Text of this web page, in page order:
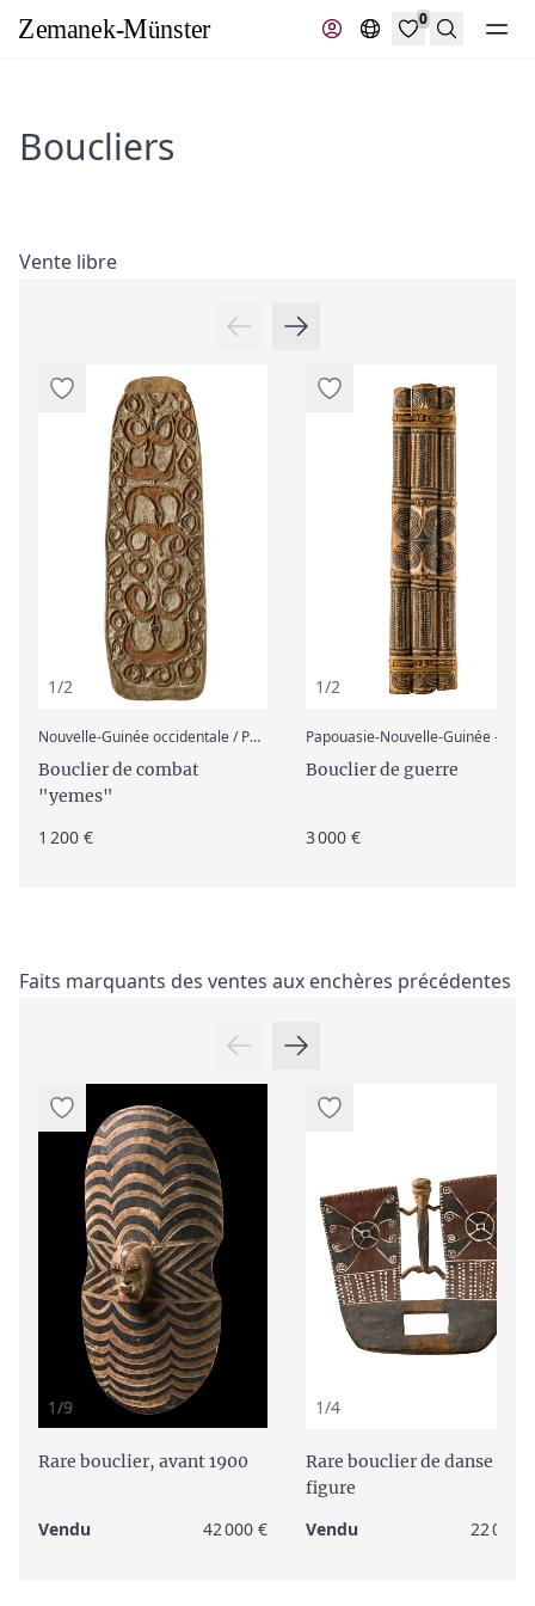
0
Recherche
Boucliers
Vente libre
1/2
Nouvelle-Guinée occidentale / Papouasie occidentale (Irian Jaya), Asmat
Bouclier de combat
"yemes"
1 200 €
1/2
Bouclier de guerre
3 000 €
Faits marquants des ventes aux enchères précédentes
1/9
Rare bouclier, avant 1900
Vendu 42 000 €
1/4
Rare bouclier de danse avec
figure
Vendu 22 000 €